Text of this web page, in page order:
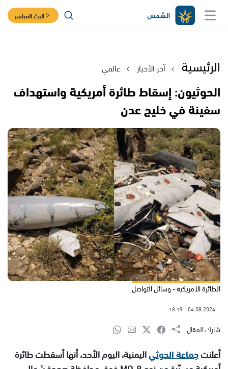
البث المباشر
الرئيسية آخر الأخبار عالمي
الحوثيون: إسقاط طائرة أمريكية واستهداف
سفينة في خليج عدن
الطائرة الأمريكية - وسائل التواصل
04.08.2024
18:19
شارك المقال
أعلنتجماعة الحوثياليمنية، اليوم الأحد، أنها أسقطت طائرة